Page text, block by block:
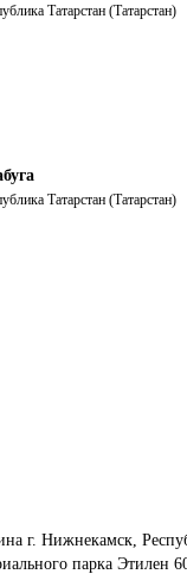
Татарстан (Татарстан)
Татарстан (Татарстан)
г. Нижнекамск,
парка